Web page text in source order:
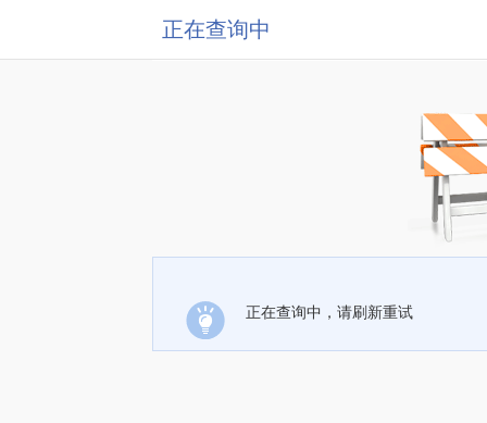
正在查询中
正在查询中，请刷新重试